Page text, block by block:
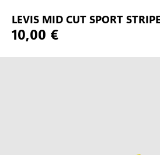
LEVIS MID CUT SPORT
10,00 €